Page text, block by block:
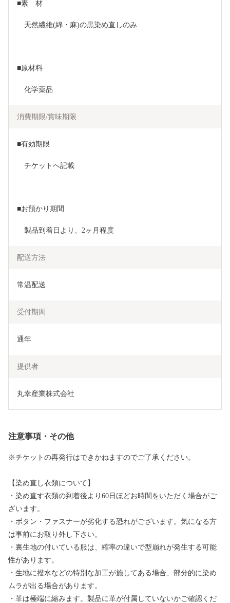
■素　材
天然繊維(綿・麻)の黒染め直しのみ
■原材料
化学薬品
消費期限/賞味期限
■有効期限
チケットへ記載
■お預かり期間
製品到着日より、2ヶ月程度
配送方法
常温配送
受付期間
通年
提供者
丸幸産業株式会社
注意事項・その他
※チケットの再発行はできかねますのでご了承ください。
【染め直し衣類について】
・染め直す衣類の到着後より60日ほどお時間をいただく場合がご
ざいます。
・ボタン・ファスナーが劣化する恐れがございます。気になる方
は事前にお取り外し下さい。
・裏生地の付いている服は、縮率の違いで型崩れが発生する可能
性があります。
・生地に撥水などの特別な加工が施してある場合、部分的に染め
ムラが出る場合があります。
・革は極端に縮みます。製品に革が付属していないかご確認くだ